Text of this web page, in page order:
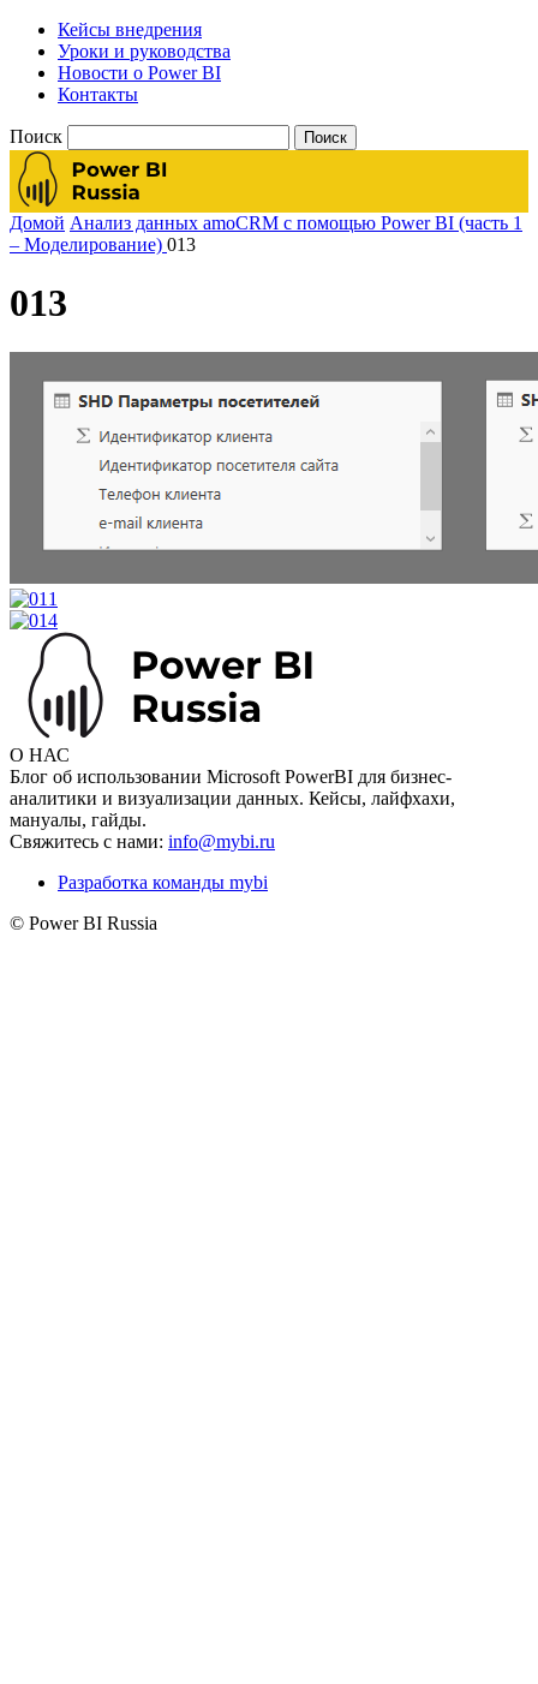
Кейсы внедрения
Уроки и руководства
Новости о Power BI
Контакты
Поиск
Домой Анализ данных amoCRM с помощью Power BI (часть 1
– Моделирование) 013
013
О НАС
Блог об использовании Microsoft PowerBI для бизнес-
аналитики и визуализации данных. Кейсы, лайфхахи,
мануалы, гайды.
Свяжитесь с нами: info@mybi.ru
Разработка команды mybi
© Power BI Russia